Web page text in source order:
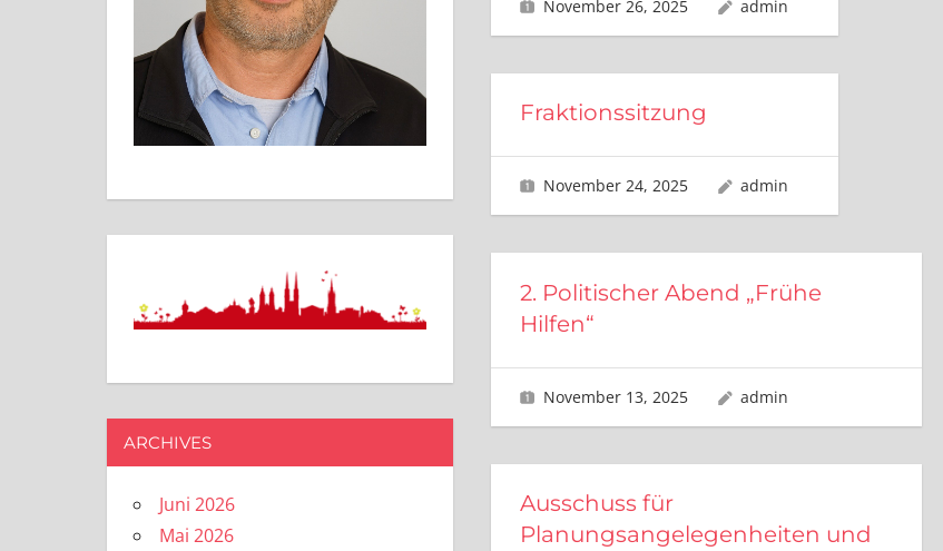
November 26, 2025 admin
Fraktionssitzung
November 24, 2025 admin
2. Politischer Abend „Frühe
Hilfen“
November 13, 2025 admin
Ausschuss für
Planungsangelegenheiten und
ARCHIVES
Juni 2026
Mai 2026